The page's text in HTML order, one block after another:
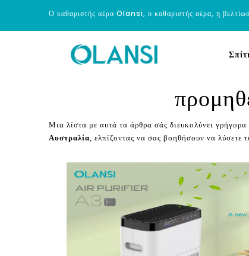
Ο καθαριστής αέρα Olansi, ο καθαριστής αέρα, η
Μια λίστα με αυτά τα άρθρα σάς διευκολύνει
Αυστραλία, ελπίζοντας να σας βοηθήσουν να λύσετε